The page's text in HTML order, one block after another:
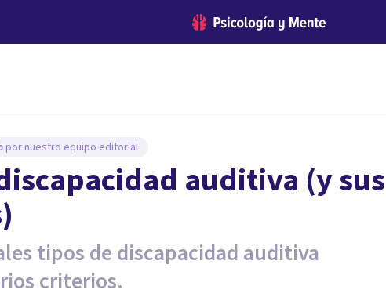
por nuestro equipo editorial
auditiva (y sus
tipos de discapacidad auditiva
criterios.